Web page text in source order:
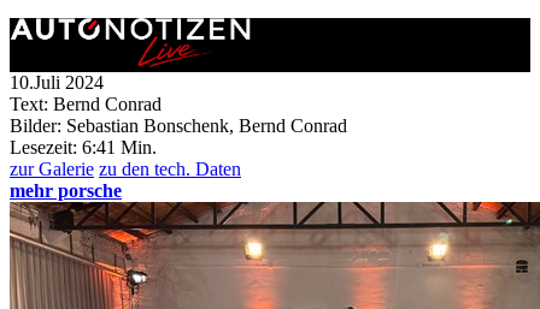
10.Juli 2024
Text: Bernd Conrad
Bilder: Sebastian Bonschenk, Bernd Conrad
Lesezeit: 6:41 Min.
zur Galerie zu den tech. Daten
mehr porsche